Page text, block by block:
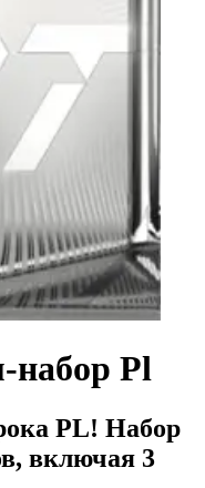
набор Pl
PL! Набор
включая 3